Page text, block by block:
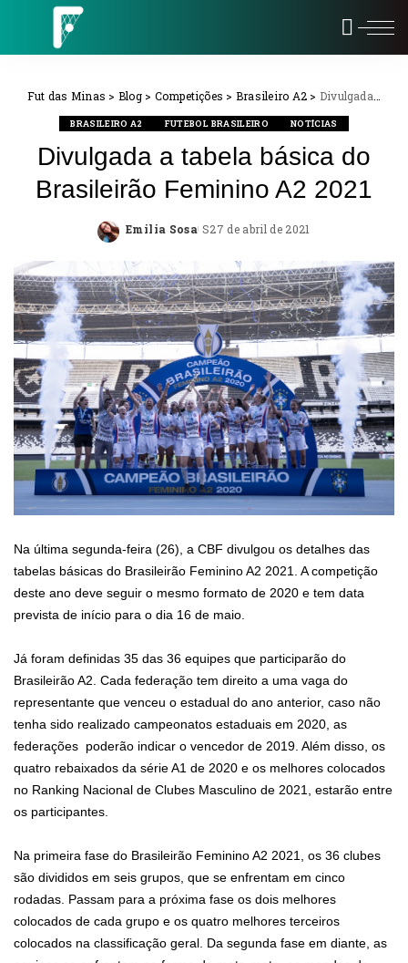
Fut das Minas > Blog> Competições > Brasileiro A2 > Divulgada a tabela básica do Brasileirão Feminino A2 2021
BRASILEIRO A2 FUTEBOL BRASILEIRO NOTÍCIAS
Divulgada a tabela básica do
Brasileirão Feminino A2 2021
Posted
Emilia Sosa 27 de abril de 2021
Na última segunda-feira (26), a CBF divulgou os detalhes das
tabelas básicas do Brasileirão Feminino A2 2021. A competição
deste ano deve seguir o mesmo formato de 2020 e tem data
prevista de início para o dia 16 de maio.
Já foram definidas 35 das 36 equipes que participarão do
Brasileirão A2. Cada federação tem direito a uma vaga do
representante que venceu o estadual do ano anterior, caso não
tenha sido realizado campeonatos estaduais em 2020, as
federações poderão indicar o vencedor de 2019. Além disso, os
quatro rebaixados da série A1 de 2020 e os melhores colocados
no Ranking Nacional de Clubes Masculino de 2021, estarão entre
os participantes.
Na primeira fase do Brasileirão Feminino A2 2021, os 36 clubes
são divididos em seis grupos, que se enfrentam em cinco
rodadas. Passam para a próxima fase os dois melhores
colocados de cada grupo e os quatro melhores terceiros
colocados na classificação geral. Da segunda fase em diante, as